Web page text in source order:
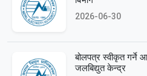
2026-06-30
बोलपत्र स्वीकृत गर्ने
जलबिद्युत केन्द्र